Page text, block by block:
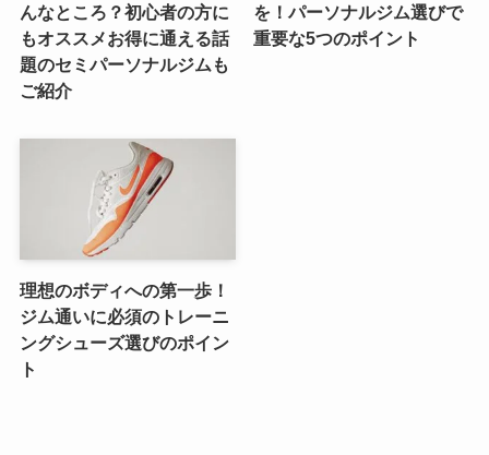
んなところ？初心者の方に
もオススメお得に通える話
題のセミパーソナルジムも
ご紹介
を！パーソナルジム選びで
重要な5つのポイント
理想のボディへの第一歩！
ジム通いに必須のトレーニ
ングシューズ選びのポイン
ト